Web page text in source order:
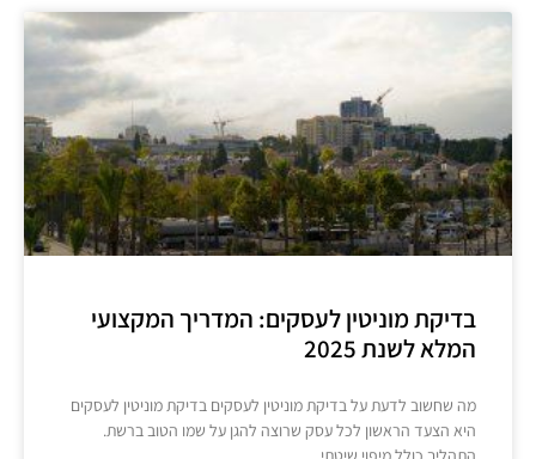
בדיקת מוניטין לעסקים: המדריך המקצועי
המלא לשנת 2025
מה שחשוב לדעת על בדיקת מוניטין לעסקים בדיקת מוניטין לעסקים
היא הצעד הראשון לכל עסק שרוצה להגן על שמו הטוב ברשת.